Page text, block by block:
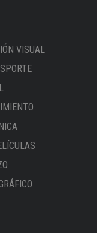
VISUAL